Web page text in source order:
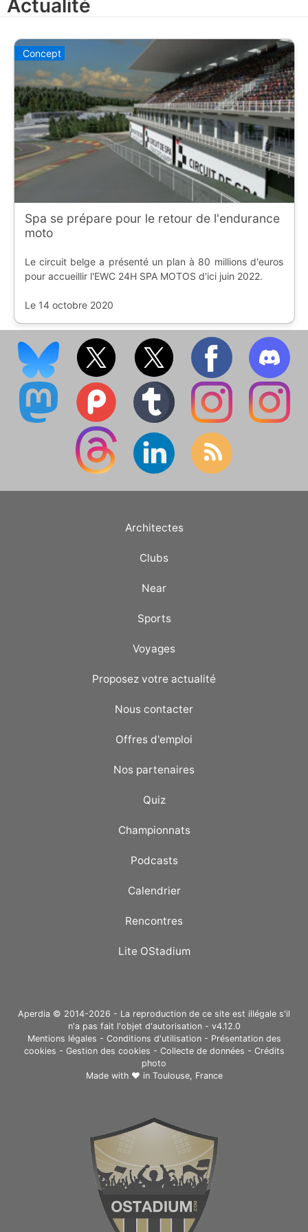
Francorchamps | [Spa-Francorchamps]
(https://www.ostadium.com/stadium/1446/circuit-de-
Suzuka | [Suzuka]
(https://www.ostadium.com/stadium/1449/circuit-
international-de-suzuka) | 16-17 septembre | [flag:fr] Bol
d'or | [Le Castellet]
(https://www.ostadium.com/stadium/1441/circuit-paul-
ricard)
Actualité
Concept
Spa se prépare pour le retour de l'endurance
moto
Le circuit belge a présenté un plan à 80 millions d'euros
pour accueillir l'EWC 24H SPA MOTOS d'ici juin 2022.
Le 14 octobre 2020
Architectes
Clubs
Near
Sports
Voyages
Proposez votre actualité
Nous contacter
Offres d'emploi
Nos partenaires
Quiz
Championnats
Podcasts
Calendrier
Rencontres
Lite OStadium
Aperdia © 2014-2026 - La reproduction de ce site est illégale s'il
n'a pas fait l'objet d'autorisation - v4.12.0
Mentions légales - Conditions d'utilisation- Présentation des
cookies - Gestion des cookies - Collecte de données - Crédits
photo
Made with ❤ in Toulouse, France